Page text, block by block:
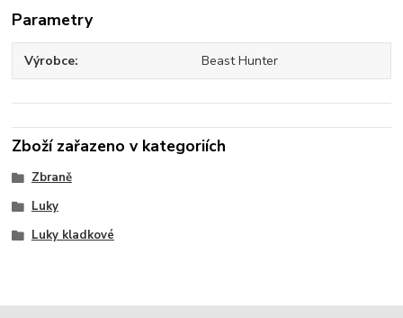
Parametry
Výrobce Beast Hunter
Zboží zařazeno v kategoriích
Zbraně
Luky
Luky kladkové